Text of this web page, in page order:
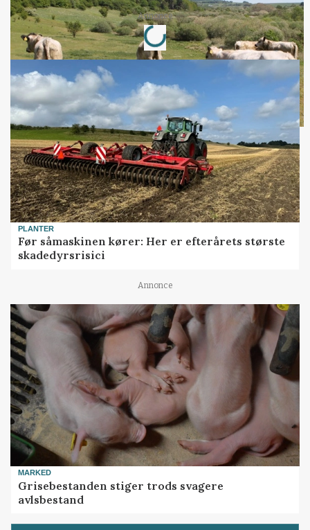
Annonce
Loading...
PLANTER
Før såmaskinen kører: Her er efterårets største
skadedyrsrisici
Annonce
MARKED
Grisebestanden stiger trods svagere
avlsbestand